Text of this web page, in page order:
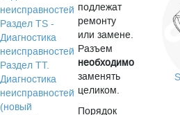
неисправностей
Раздел TS -
Диагностика
неисправностей
Раздел TТ.
Диагностика
неисправностей
(новый
подлежат
ремонту
или замене.
Разъем
необходимо
заменять
целиком.
Порядок